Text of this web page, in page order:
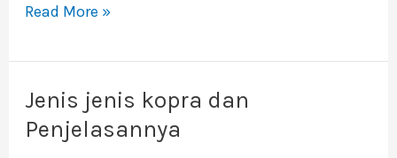
Read More »
Jenis jenis kopra dan
Penjelasannya
Jenis
jenis